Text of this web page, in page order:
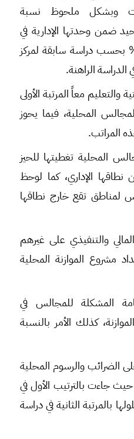
وبشكل ملحوظ نسبة
ضمن وحدتها الإدارية في
الخدمات من 50% بحسب دراسة سابقة لمركز
والتعليم معاً المرتبة الأولى
المحلية، فيما يحوز
المراتب.
المحلية تغطيتها للحيز
الإداري، كما لوحظ
لمناطق تقع خارج نطاقها
والتنفيذي على غيرهم
مشروع الموازنة المحلية
المشكلة للمجالس في
كذلك الأمر بالنسبة
الضرائب والرسوم المحلية
حيث جاءت بالترتيب الأول في
بالمرتبة الثانية في دراسة